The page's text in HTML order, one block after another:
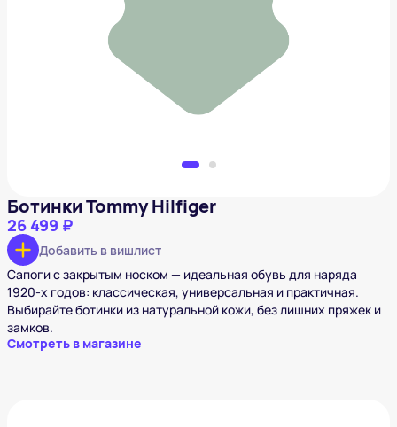
Ботинки Tommy Hilfiger
Ботинки Tommy Hilfiger
26 499 ₽
Добавить в вишлист
Сапоги с закрытым носком — идеальная обувь для наряда
1920-х годов: классическая, универсальная и практичная.
Выбирайте ботинки из натуральной кожи, без лишних пряжек и
замков.
Смотреть в магазине